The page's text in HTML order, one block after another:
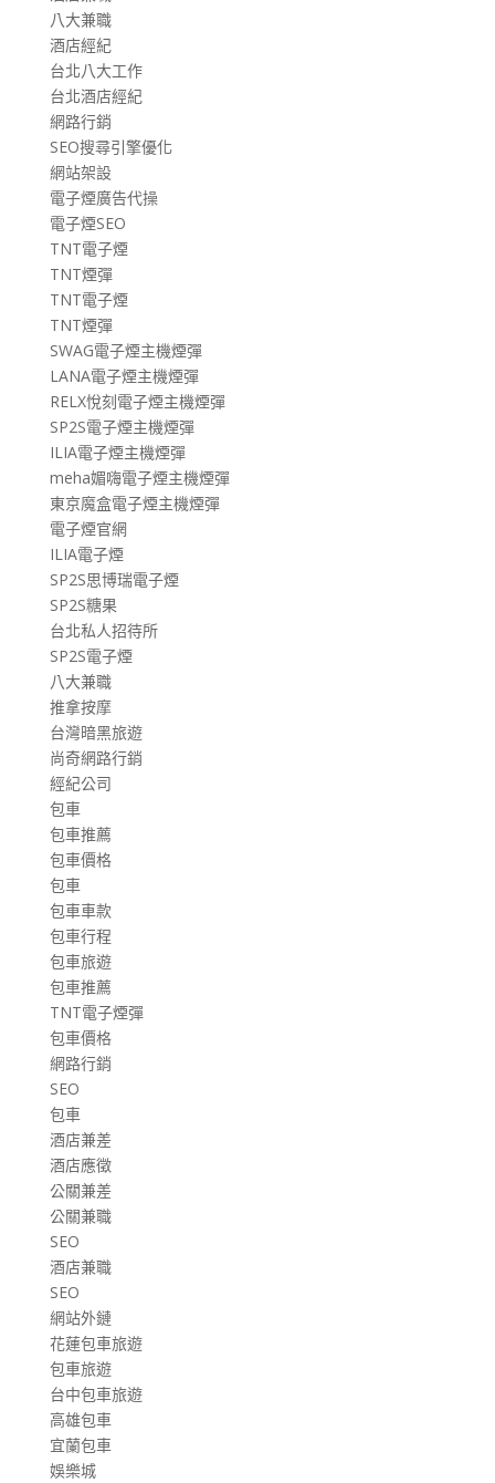
八大兼職
酒店經紀
台北八大工作
台北酒店經紀
網路行銷
SEO搜尋引擎優化
網站架設
電子煙廣告代操
電子煙SEO
TNT電子煙
TNT煙彈
TNT電子煙
TNT煙彈
SWAG電子煙主機煙彈
LANA電子煙主機煙彈
RELX悅刻電子煙主機煙彈
SP2S電子煙主機煙彈
ILIA電子煙主機煙彈
meha媚嗨電子煙主機煙彈
東京魔盒電子煙主機煙彈
電子煙官網
ILIA電子煙
SP2S思博瑞電子煙
SP2S糖果
台北私人招待所
SP2S電子煙
八大兼職
推拿按摩
台灣暗黑旅遊
尚奇網路行銷
經紀公司
包車
包車推薦
包車價格
包車
包車車款
包車行程
包車旅遊
包車推薦
TNT電子煙彈
包車價格
網路行銷
SEO
包車
酒店兼差
酒店應徵
公關兼差
公關兼職
SEO
酒店兼職
SEO
網站外鏈
花蓮包車旅遊
包車旅遊
台中包車旅遊
高雄包車
宜蘭包車
娛樂城